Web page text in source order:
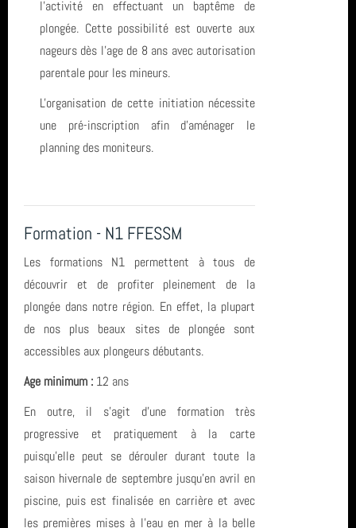
TIV
séjour
Espagne
octobre 2022
Le Croisic
SCP
plongée
piscine
SN1
Octobre
Eolienne
novembre 2025 (1)
octobre 2025 (3)
août 2025 (1)
année 2025 (24)
année 2023 (8)
année 2021 (2)
année 2020 (3)
année 2019 (5)
année 2017 (10)
année 2016 (17)
année 2015 (2)
l'activité en effectuant un baptême de
plongée. Cette possibilité est ouverte aux
nageurs dès l'age de 8 ans avec autorisation
parentale pour les mineurs.
L'organisation de cette initiation nécessite
une pré-inscription afin d'aménager le
planning des moniteurs.
Formation - N1 FFESSM
Les formations N1 permettent à tous de
découvrir et de profiter pleinement de la
plongée dans notre région. En effet, la plupart
de nos plus beaux sites de plongée sont
accessibles aux plongeurs débutants.
Age minimum : 12 ans
En outre, il s’agit d’une formation très
progressive et pratiquement à la carte
puisqu’elle peut se dérouler durant toute la
saison hivernale de septembre jusqu’en avril en
piscine, puis est finalisée en carrière et avec
les premières mises à l’eau en mer à la belle